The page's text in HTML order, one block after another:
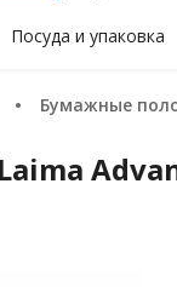
Посуда и упаковка
Бумажные